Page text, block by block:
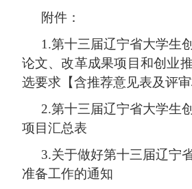
附件：
1.第十三届辽宁省大学生
论文、改革成果项目和创业
选要求【含推荐意见表及评审
2.第十三届辽宁省大学生
项目汇总表
3.关于做好第十三届辽宁
准备工作的通知